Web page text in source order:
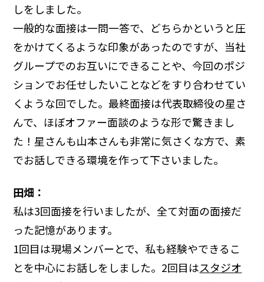
しをしました。
一般的な面接は一問一答で、どちらかというと圧
をかけてくるような印象があったのですが、当社
グループでのお互いにできることや、今回のポジ
ションでお任せしたいことなどをすり合わせてい
くような回でした。最終面接は代表取締役の星さ
んで、ほぼオファー面談のような形で驚きまし
た！星さんも山本さんも非常に気さくな方で、素
でお話しできる環境を作って下さいました。
田畑：
私は3回面接を行いましたが、全て対面の面接だ
った記憶があります。
1回目は現場メンバーとで、私も経験やできるこ
とを中心にお話しをしました。2回目はスタジオ